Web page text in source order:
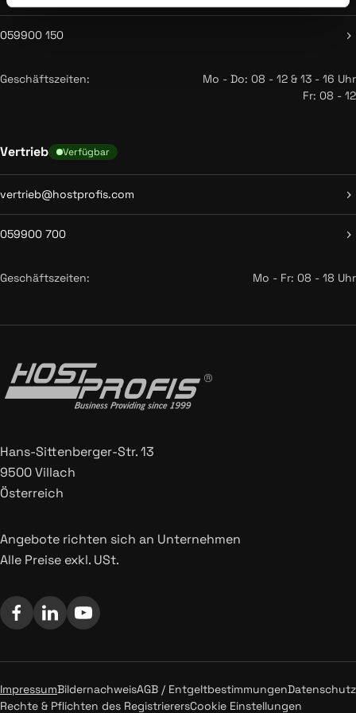
059900 150
Geschäftszeiten:
Mo - Do: 08 - 12 & 13 - 16 Uhr
Fr: 08 - 12
Vertrieb Verfügbar
vertrieb@hostprofis.com
059900 700
Geschäftszeiten: Mo - Fr: 08 - 18 Uhr
Hans-Sittenberger-Str. 13
9500 Villach
Österreich
Angebote richten sich an Unternehmen
Alle Preise exkl. USt.
ImpressumBildernachweisAGB / EntgeltbestimmungenDatenschutz
Rechte & Pflichten des RegistrierersCookie Einstellungen